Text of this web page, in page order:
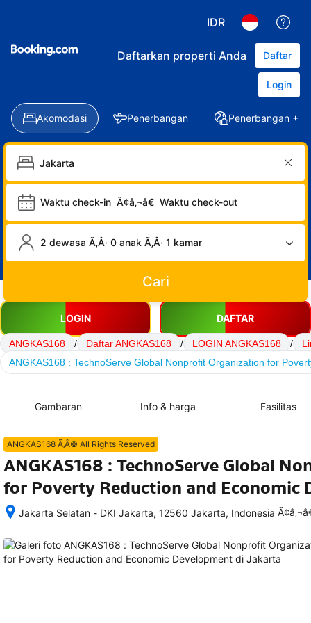
IDR
Daftarkan properti Anda Daftar
Login
Akomodasi Penerbangan Penerbangan +
Waktu check-in Ã¢â‚¬â€ Waktu check-out
2 dewasa Ã‚Â· 0 anak Ã‚Â· 1 kamar
Cari
LOGIN DAFTAR
ANGKAS168 / Daftar ANGKAS168 / LOGIN ANGKAS168 /
ANGKAS168 : TechnoServe Global Nonprofit Organization for
Gambaran Info & harga Fasilitas
ANGKAS168 Ã‚Â© All Rights Reserved
ANGKAS168 : TechnoServe Global
for Poverty Reduction and Economic
Jakarta Selatan - DKI Jakarta, 12560 Jakarta, Indonesia
memesan,
semua